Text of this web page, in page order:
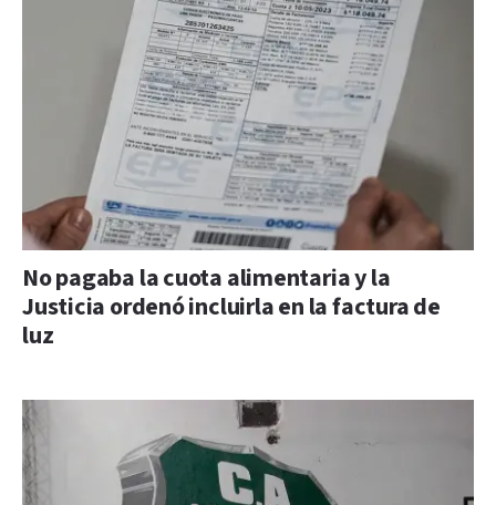
No pagaba la cuota alimentaria y la
Justicia ordenó incluirla en la factura de
luz